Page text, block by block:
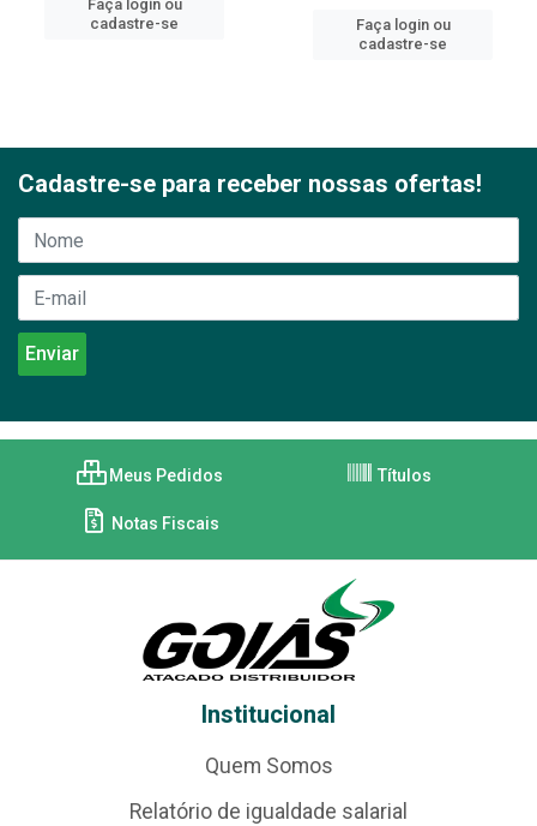
Faça login ou
cadastre-se
Faça login ou
cadastre-se
Cadastre-se para receber nossas ofertas!
Meus Pedidos Títulos
Notas Fiscais
Institucional
Quem Somos
Relatório de igualdade salarial